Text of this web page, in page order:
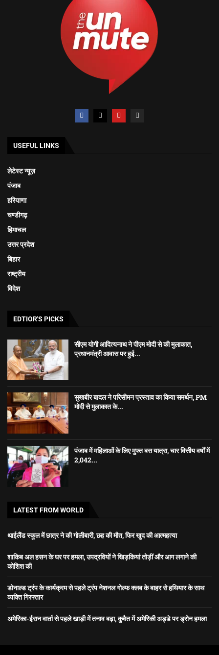
USEFUL LINKS
लेटेस्ट न्यूज़
पंजाब
हरियाणा
चण्डीगढ़
हिमाचल
उत्तर प्रदेश
बिहार
राष्ट्रीय
विदेश
EDTIOR'S PICKS
सीएम योगी आदित्यनाथ ने पीएम मोदी से की मुलाकात,
प्रधानमंत्री आवास पर हुई...
सुखबीर बादल ने परिसीमन प्रस्ताव का किया समर्थन, PM
मोदी से मुलाकात के...
पंजाब में महिलाओं के लिए मुफ्त बस यात्रा, चार वित्तीय वर्षों में
2,042...
LATEST FROM WORLD
थाईलैंड स्कूल में छात्र ने की गोलीबारी, छह की मौत, फिर खुद की आत्महत्या
शाकिब अल हसन के घर पर हमला, उपद्रवियों ने खिड़कियां तोड़ीं और आग लगाने की
कोशिश की
डोनाल्ड ट्रंप के कार्यक्रम से पहले ट्रंप नेशनल गोल्फ क्लब के बाहर से हथियार के साथ
व्यक्ति गिरफ्तार
अमेरिका-ईरान वार्ता से पहले खाड़ी में तनाव बढ़ा, कुवैत में अमेरिकी अड्डे पर ड्रोन हमला